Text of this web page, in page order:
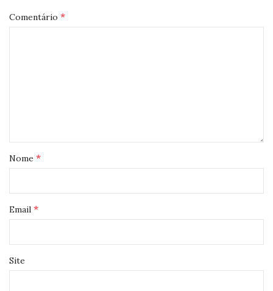
Comentário *
Nome *
Email *
Site